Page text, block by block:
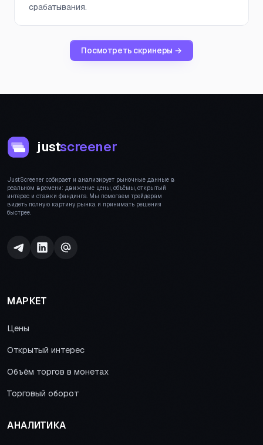
срабатывания.
Посмотреть скринеры →
justscreener
JustScreener собирает и анализирует рыночные данные в
реальном времени: движение цены, объёмы, открытый
интерес и ставки фандинга. Мы помогаем трейдерам
видеть полную картину рынка и принимать решения
быстрее.
МАРКЕТ
Цены
Открытый интерес
Объём торгов в монетах
Торговый оборот
АНАЛИТИКА